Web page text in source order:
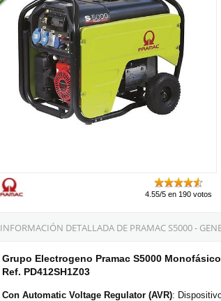
4.55/5 en 190 votos
INFORMACIÓN DETALLADA DE PRAMAC S5000 -
Grupo Electrogeno Pramac S5000
Ref. PD412SH1Z03
Con Automatic Voltage Regulator (AVR):